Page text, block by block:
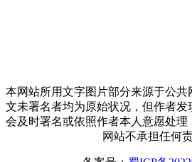
本网站所用文字图片部分来源于公共
文未署名者均为原始状况，但作者
会及时署名或依照作者本人意愿处
网站不承担任何责